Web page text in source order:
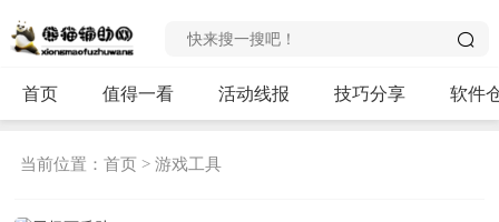
首页 值得一看 活动线报 技巧分享 软件
当前位置：首页 >游戏工具